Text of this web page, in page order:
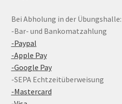
Bei Abholung in der Übungshalle:
-Bar- und Bankomatzahlung
-Paypal
-Apple Pay
-Google Pay
-SEPA Echtzeitüberweisung
-Mastercard